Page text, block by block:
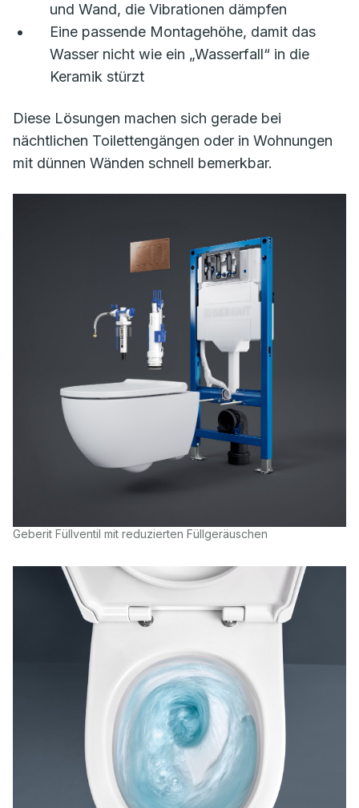
und Wand, die Vibrationen dämpfen
Eine passende Montagehöhe, damit das
Wasser nicht wie ein „Wasserfall“ in die
Keramik stürzt
Diese Lösungen machen sich gerade bei
nächtlichen Toilettengängen oder in Wohnungen
mit dünnen Wänden schnell bemerkbar.
Geberit Füllventil mit reduzierten Füllgeräuschen